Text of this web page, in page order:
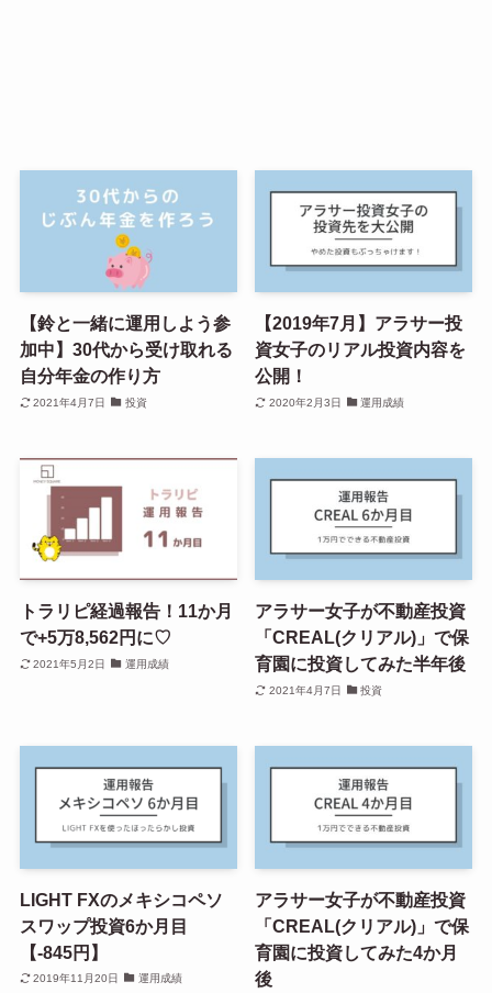
【鈴と一緒に運用しよう参
加中】30代から受け取れる
自分年金の作り方
2021年4月7日 投資
【2019年7月】アラサー投
資女子のリアル投資内容を
公開！
2020年2月3日 運用成績
トラリピ経過報告！11か月
で+5万8,562円に♡
2021年5月2日 運用成績
アラサー女子が不動産投資
「CREAL(クリアル)」で保
育園に投資してみた半年後
2021年4月7日 投資
LIGHT FXのメキシコペソ
スワップ投資6か月目
【-845円】
2019年11月20日 運用成績
アラサー女子が不動産投資
「CREAL(クリアル)」で保
育園に投資してみた4か月
後